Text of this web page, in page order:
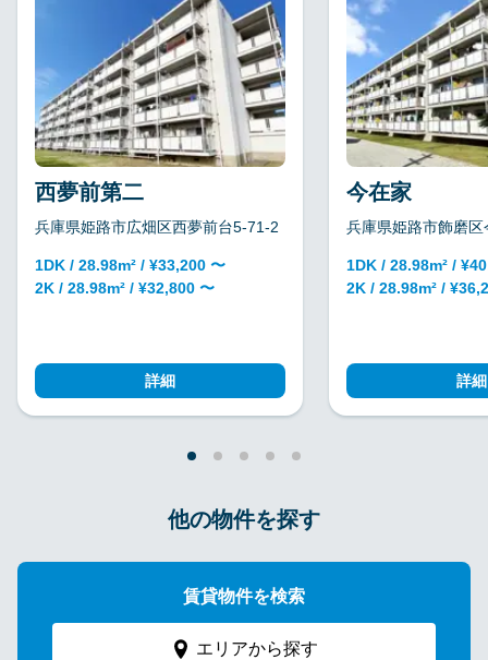
西夢前第二
兵庫県姫路市広畑区西夢前台5-71-2
1DK / 28.98m² / ¥33,200 〜
2K / 28.98m² / ¥32,800 〜
詳細
今在家
兵庫県姫路市飾磨
1DK / 28.98m² /
2K / 28.98m² /
詳細
他の物件を探す
賃貸物件を検索
エリアから探す